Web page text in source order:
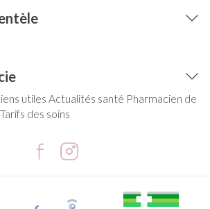
utiles Actualités santé Pharmacien de
Tarifs des soins